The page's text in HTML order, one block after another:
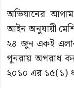
অভিযানের
আইন অনুযায়ী
২৪ জুন একই
পুনরায় অপরাধ
২০১০ এর ১৫(১)